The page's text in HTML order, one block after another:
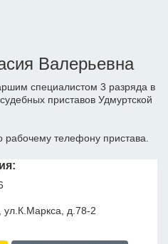
Валерьевна
специалистом 3 разряда в
приставов Удмуртской
телефону пристава.
ул.К.Маркса, д.78-2